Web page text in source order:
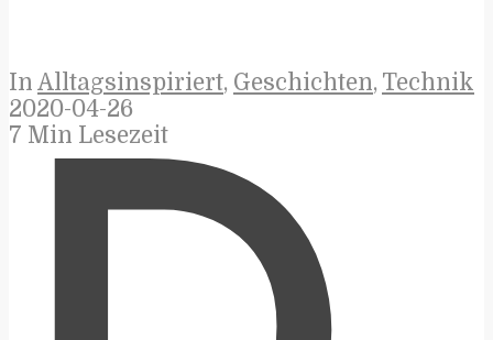
In Alltagsinspiriert, Geschichten, Technik
2020-04-26
7 Min Lesezeit